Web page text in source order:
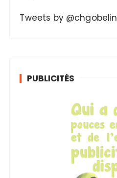
Tweets by @chgobelin
PUBLICITÉS